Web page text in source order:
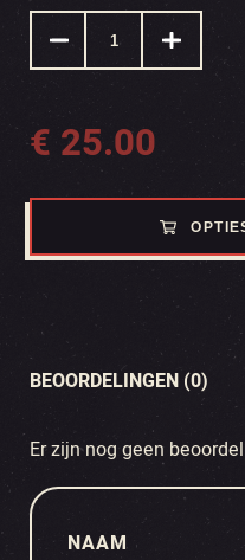
€ 25.00
BEOORDELINGEN (0)
Er zijn nog geen
NAAM